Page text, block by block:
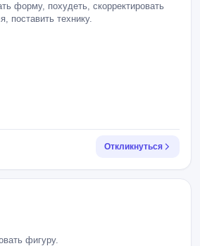
форму, похудеть, скорректировать
поставить технику.
Откликнуться
фигуру.